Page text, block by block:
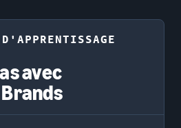
D'APPRENTISSAGE
avec